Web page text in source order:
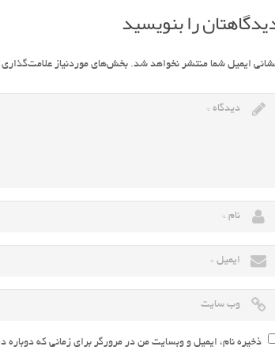
را بنویسید
ایمیل شما منتشر نخواهد شد. بخش‌های موردنیاز
ذخیره نام، ایمیل و وبسایت من در مرورگر برای زمانی که